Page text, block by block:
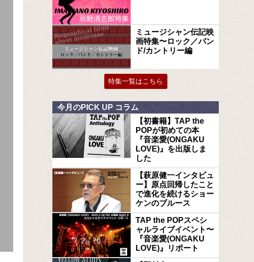
ミュージシャン伝記映
画特集〜ロック／バン
ド/カントリー編
特集一覧はこちら
今月のPICK UP コラム
【初書籍】TAP the
POPが初めての本
『音楽愛(ONGAKU
LOVE)』を出版しま
した
【萩原健一インタビュ
ー】原点回帰したこと
で進化を続けるショー
ケンのブルース
TAP the POPスペシ
ャルライブイベント〜
『音楽愛(ONGAKU
LOVE)』リポート